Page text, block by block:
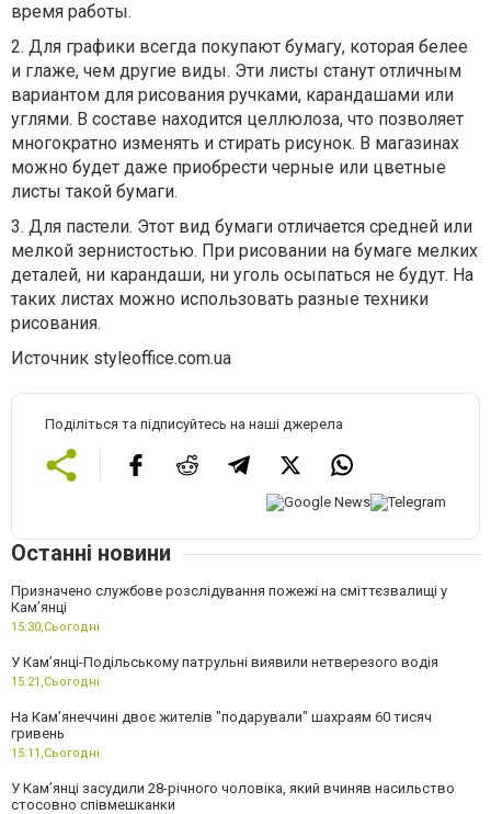
время работы.
2. Для графики всегда покупают бумагу, которая белее
и глаже, чем другие виды. Эти листы станут отличным
вариантом для рисования ручками, карандашами или
углями. В составе находится целлюлоза, что позволяет
многократно изменять и стирать рисунок. В магазинах
можно будет даже приобрести черные или цветные
листы такой бумаги.
3. Для пастели. Этот вид бумаги отличается средней или
мелкой зернистостью. При рисовании на бумаге мелких
деталей, ни карандаши, ни уголь осыпаться не будут. На
таких листах можно использовать разные техники
рисования.
Источник styleoffice.com.ua
Поділіться та підписуйтесь на наші джерела
Останні новини
Призначено службове розслідування пожежі на сміттєзвалищі у
Кам’янці
15:30,Сьогодні
У Кам’янці-Подільському патрульні виявили нетверезого водія
15:21,Сьогодні
На Камʼянеччині двоє жителів "подарували" шахраям 60 тисяч
гривень
15:11,Сьогодні
У Камʼянці засудили 28-річного чоловіка, який вчиняв насильство
стосовно співмешканки